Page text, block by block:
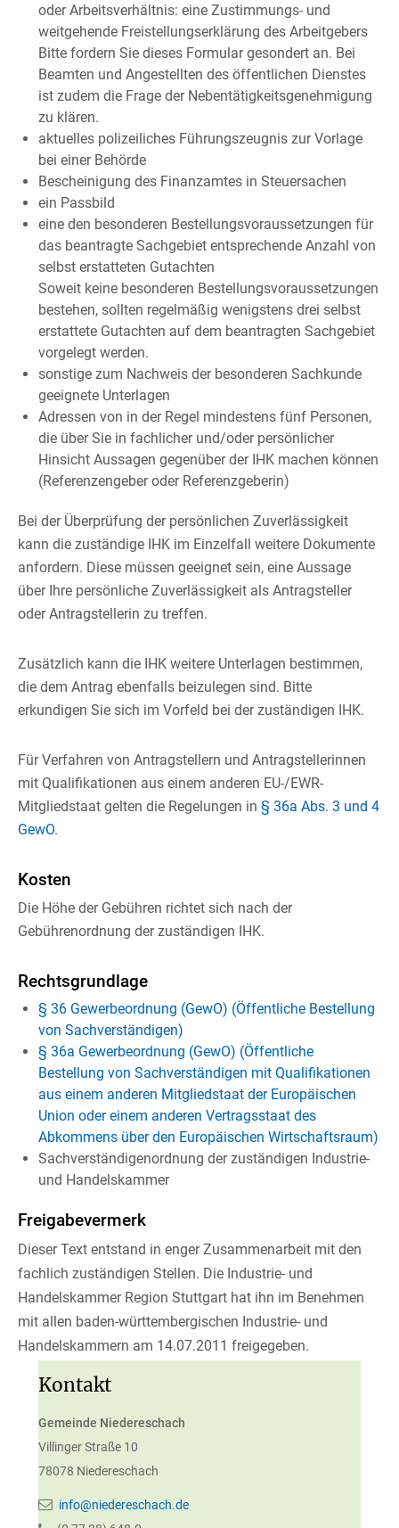
oder Arbeitsverhältnis: eine Zustimmungs- und
weitgehende Freistellungserklärung des Arbeitgebers
Bitte fordern Sie dieses Formular gesondert an. Bei
Beamten und Angestellten des öffentlichen Dienstes
ist zudem die Frage der Nebentätigkeitsgenehmigung
zu klären.
aktuelles polizeiliches Führungszeugnis zur Vorlage
bei einer Behörde
Bescheinigung des Finanzamtes in Steuersachen
ein Passbild
eine den besonderen Bestellungsvoraussetzungen für
das beantragte Sachgebiet entsprechende Anzahl von
selbst erstatteten Gutachten
Soweit keine besonderen Bestellungsvoraussetzungen
bestehen, sollten regelmäßig wenigstens drei selbst
erstattete Gutachten auf dem beantragten Sachgebiet
vorgelegt werden.
sonstige zum Nachweis der besonderen Sachkunde
geeignete Unterlagen
Adressen von in der Regel mindestens fünf Personen,
die über Sie in fachlicher und/oder persönlicher
Hinsicht Aussagen gegenüber der IHK machen können
(Referenzengeber oder Referenzgeberin)
Bei der Überprüfung der persönlichen Zuverlässigkeit
kann die zuständige IHK im Einzelfall weitere Dokumente
anfordern. Diese müssen geeignet sein, eine Aussage
über Ihre persönliche Zuverlässigkeit als Antragsteller
oder Antragstellerin zu treffen.
Zusätzlich kann die IHK weitere Unterlagen bestimmen,
die dem Antrag ebenfalls beizulegen sind. Bitte
erkundigen Sie sich im Vorfeld bei der zuständigen IHK.
Für Verfahren von Antragstellern und Antragstellerinnen
mit Qualifikationen aus einem anderen EU-/EWR-
Mitgliedstaat gelten die Regelungen in § 36a Abs. 3 und 4
GewO.
Kosten
Die Höhe der Gebühren richtet sich nach der
Gebührenordnung der zuständigen IHK.
Rechtsgrundlage
§ 36 Gewerbeordnung (GewO) (Öffentliche Bestellung
von Sachverständigen)
§ 36a Gewerbeordnung (GewO) (Öffentliche
Bestellung von Sachverständigen mit Qualifikationen
aus einem anderen Mitgliedstaat der Europäischen
Union oder einem anderen Vertragsstaat des
Abkommens über den Europäischen Wirtschaftsraum)
Sachverständigenordnung der zuständigen Industrie-
und Handelskammer
Freigabevermerk
Dieser Text entstand in enger Zusammenarbeit mit den
fachlich zuständigen Stellen. Die Industrie- und
Handelskammer Region Stuttgart hat ihn im Benehmen
mit allen baden-württembergischen Industrie- und
Handelskammern am 14.07.2011 freigegeben.
Kontakt
Gemeinde Niedereschach
Villinger Straße 10
78078 Niedereschach
info@niedereschach.de